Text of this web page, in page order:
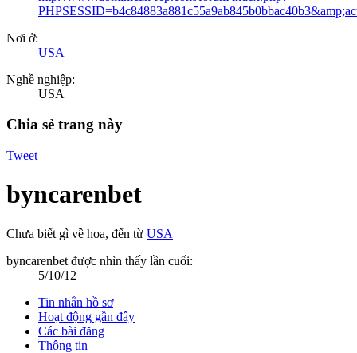
Nơi ở:
USA
Nghề nghiệp:
USA
Chia sẻ trang này
Tweet
byncarenbet
Chưa biết gì về hoa, đến từ USA
byncarenbet được nhìn thấy lần cuối:
5/10/12
Tin nhắn hồ sơ
Hoạt động gần đây
Các bài đăng
Thông tin